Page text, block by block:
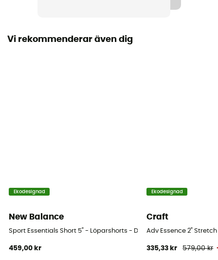
Vi rekommenderar även dig
Ekodesignad
New Balance
Sport Essentials Short 5" - Löparshorts - Dam
459,00 kr
Ekodesignad
Craft
Adv Essence 2"
335,33 kr 579,00 kr